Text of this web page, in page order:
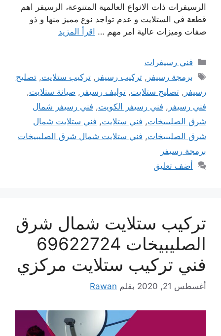
الرسيفرات ذات الانواع العالمية المتنوعة، الرسيفر اهم
قطعة في الستلايت و عدم تواجد نوع مميز منها و ذو
صفات وميزات عالية امر مهم … اقرأ المزيد
التصنيفات
فني رسيفرات
الوسوم
برمجة رسيفر ,تركيب رسيفر ,تركيب ستلايت,تصليح
رسيفر , تصليح ستلايت, توليف رسيفر , صيانة ستلايت,
فني رسيفر , فني رسيفر الكويت, فني رسيفر شمال
شرق الصليبيخات, فني ستلايت, فني ستلايت شمال
شرق الصليبيخات, فني ستلايت شمال شرق الصليبيخات
برمجة رسيفر
أضف تعليق
تركيب ستلايت شمال شرق
الصليبيخات 69622724
فني تركيب ستلايت مركزي
أغسطس 21, 2020 بقلم Rawan